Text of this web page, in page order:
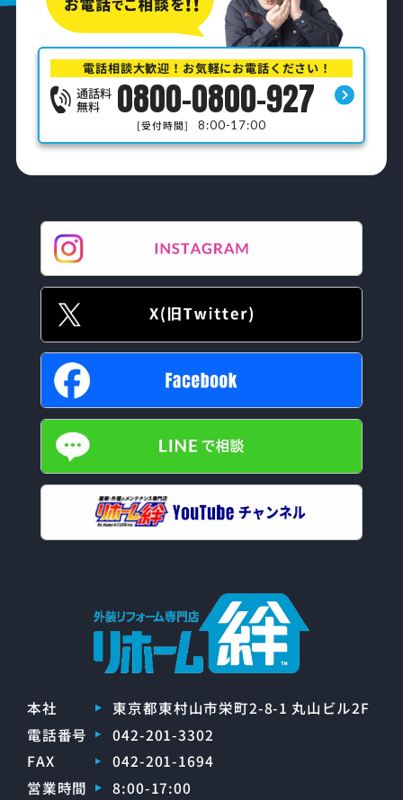
電話相談大歓迎！お気軽にお電話ください！
通話料
無料 0800-0800-927
[受付時間] 8:00-17:00
本社
東京都東村山市栄町2-8-1 丸山ビル2F
電話番号
042-201-3302
FAX
042-201-1694
営業時間
8:00-17:00